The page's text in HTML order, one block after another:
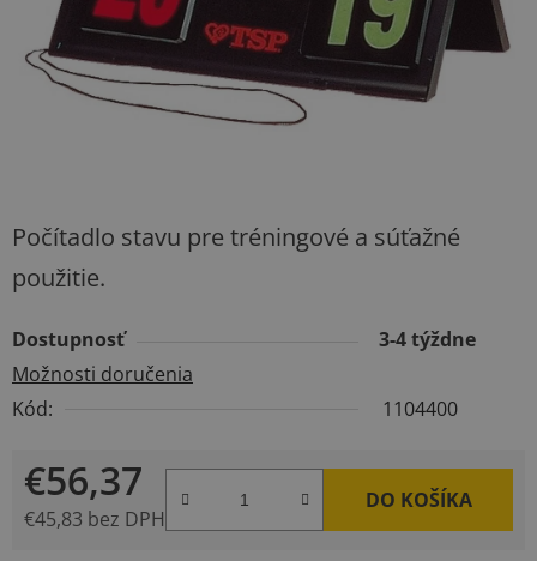
Počítadlo stavu pre tréningové a súťažné
použitie.
Dostupnosť
3-4 týždne
Možnosti doručenia
Kód:
1104400
€56,37
€45,83 bez DPH
DO KOŠÍKA